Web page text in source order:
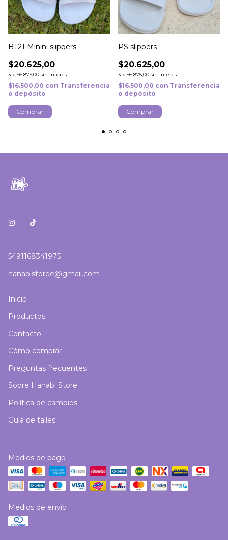
BT21 Minini slippers
$20.625,00
3 x $6.875,00 sin interés
$16.500,00 con Transferencia
o depósito
Comprar
PS slippers
$20.625,00
3 x $6.875,00 sin interés
$16.500,00 con Transferencia
o depósito
Comprar
5491168341975
hanabistoree@gmail.com
Inicio
Productos
Contacto
Cómo comprar
Preguntas frecuentes
Sobre Hanabi Store
Política de cambios
Guía de talles
Medios de pago
Medios de envío